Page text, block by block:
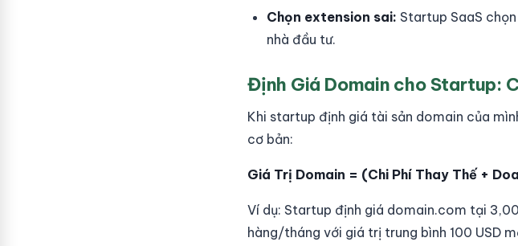
Chọn extension sai: Startup SaaS
nhà đầu tư.
Định Giá Domain cho Startup:
Khi startup định giá tài sản domain của
cơ bản:
Giá Trị Domain = (Chi Phí Thay Thế +
Ví dụ: Startup định giá domain.com tại
hàng/tháng với giá trị trung bình 100 USD